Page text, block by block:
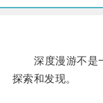
深度漫游不是一
探索和发现。